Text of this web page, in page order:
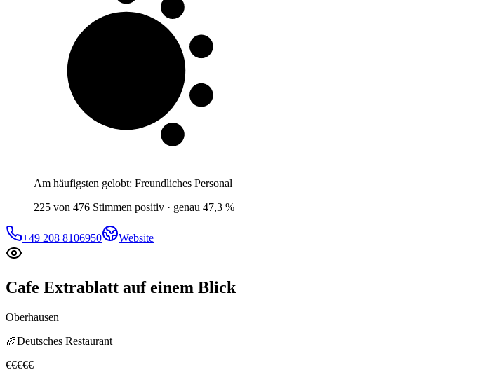
Am häufigsten gelobt: Freundliches Personal
225 von 476 Stimmen positiv · genau 47,3 %
+49 208 8106950 Website
Cafe Extrablatt auf einem Blick
Oberhausen
🍖Deutsches Restaurant
€€€€€